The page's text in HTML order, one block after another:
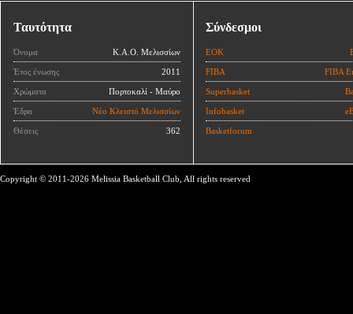
Ταυτότητα
Όνομα Κ.Α.Ο. Μελισσίων
Έτος ένωσης 2011
Χρώματα Πορτοκαλί - Μαύρο
Έδρα Νέο Κλειστό Μελισσίων
Θέσεις 362
Σύνδεσμοι
ΕΟΚ
FIBA FIBA
Superbasket
Infobasket
Basketforum
Copyright © 2011-2026 Melissia Basketball Club, All rights reserved